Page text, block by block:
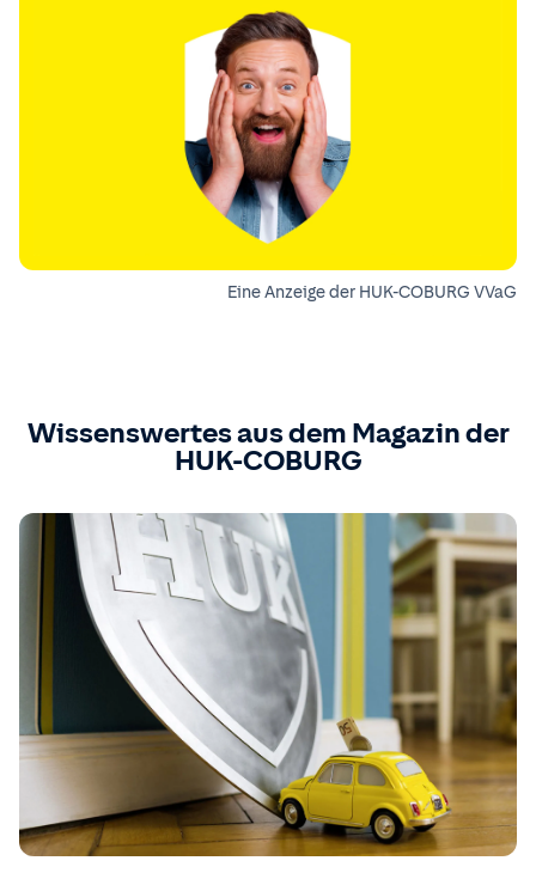
Eine Anzeige der HUK-COBURG VVaG
Wissenswertes aus dem Magazin der
HUK-COBURG